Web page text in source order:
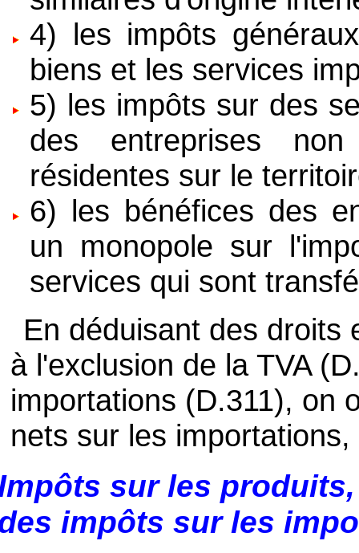
4) les impôts
biens et les services
5) les impôts sur des
des entreprises
résidentes sur le
6) les bénéfices des
un monopole sur
services qui sont
En déduisant des droits
à l'exclusion de la TVA
importations (D.311), on
nets sur les
sur les
impôts sur les